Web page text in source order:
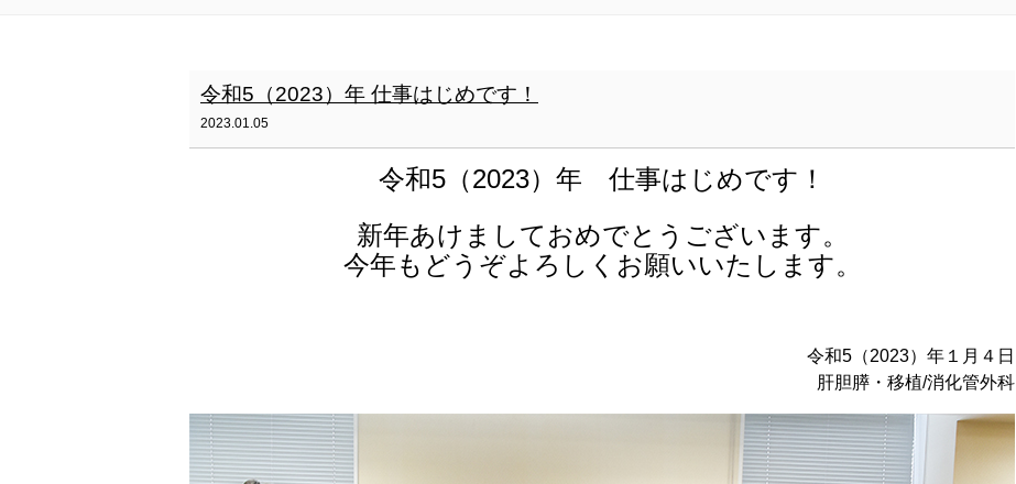
令和5（2023）年 仕事はじめです！
2023.01.05
令和5（2023）年 仕事はじめです！
新年あけましておめでとうございます。
今年もどうぞよろしくお願いいたします。
令和5（2023）年１月４日
肝胆膵・移植/消化管外科